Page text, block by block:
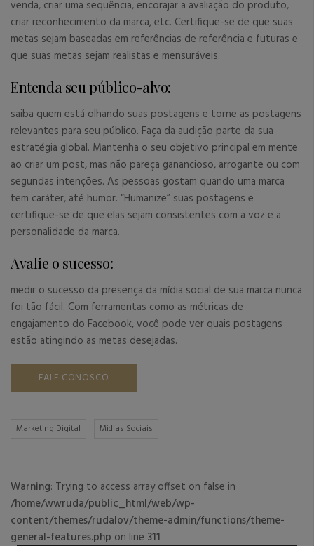
venda, criar uma sequência, encorajar a avaliação do produto,
criar reconhecimento da marca, etc. Certifique-se de que suas
metas sejam baseadas em referências de referência e futuras e
que suas metas sejam realistas e mensuráveis.
Entenda seu público-alvo:
saiba quem está olhando suas postagens e torne as postagens
relevantes para seu público. Faça da audição parte da sua
estratégia global. Mantenha o seu objetivo principal em mente
ao criar um post, mas não pareça ganancioso, arrogante ou com
segundas intenções. As pessoas gostam quando uma marca
tem caráter, até humor. “Humanize” suas postagens e
certifique-se de que elas sejam consistentes com a voz e a
personalidade da marca.
Avalie o sucesso:
medir o sucesso da presença da mídia social de sua marca nunca
foi tão fácil. Com ferramentas como as métricas de
engajamento do Facebook, você pode ver quais postagens
estão atingindo as metas desejadas.
FALE CONOSCO
Marketing Digital Midias Sociais
Warning: Trying to access array offset on false in
/home/wwruda/public_html/web/wp-
content/themes/rudalov/theme-admin/functions/theme-
general-features.php on line 311